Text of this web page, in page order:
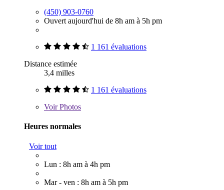
(450) 903-0760
Ouvert aujourd'hui de 8h am à 5h pm
1 161 évaluations
Distance estimée
3,4 milles
1 161 évaluations
VoirPhotos
Heures normales
Voir tout
Lun : 8h am à 4h pm
Mar - ven : 8h am à 5h pm